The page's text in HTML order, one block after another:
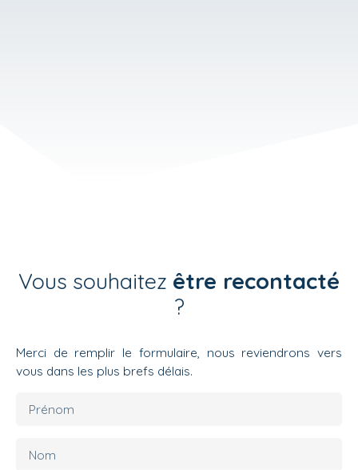
Vous souhaitez être recontacté
?
Merci de remplir le formulaire, nous reviendrons vers
vous dans les plus brefs délais.
Prénom
Nom